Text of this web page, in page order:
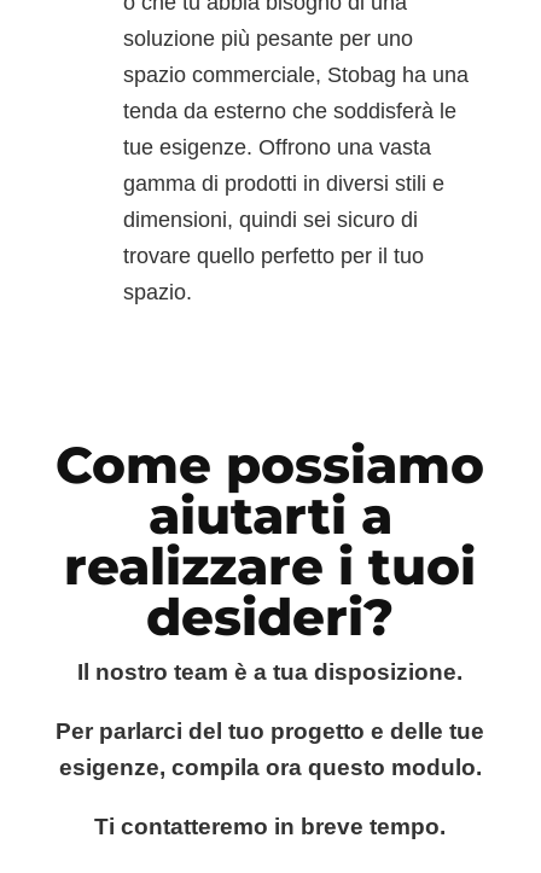
soluzione più pesante per uno
spazio commerciale, Stobag ha una
tenda da esterno che soddisferà le
tue esigenze. Offrono una vasta
gamma di prodotti in diversi stili e
dimensioni, quindi sei sicuro di
trovare quello perfetto per il tuo
spazio.
Come possiamo
aiutarti a
realizzare i tuoi
desideri?
Il nostro team è a tua disposizione.
Per parlarci del tuo progetto e delle tue
esigenze, compila ora questo modulo.
Ti contatteremo in breve tempo.